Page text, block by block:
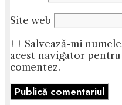
Site web
Salvează-mi
acest navigator
comentez.